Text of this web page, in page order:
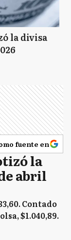
la divisa
fuente en
la
abril
Contado
$1.040,89.